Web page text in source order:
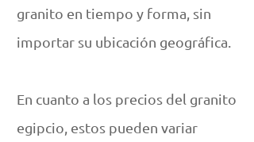
granito en tiempo y forma, sin
importar su ubicación geográfica.
En cuanto a los precios del granito
egipcio, estos pueden variar